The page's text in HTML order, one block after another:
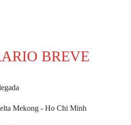
BREVE
Mekong - Ho Chi Minh